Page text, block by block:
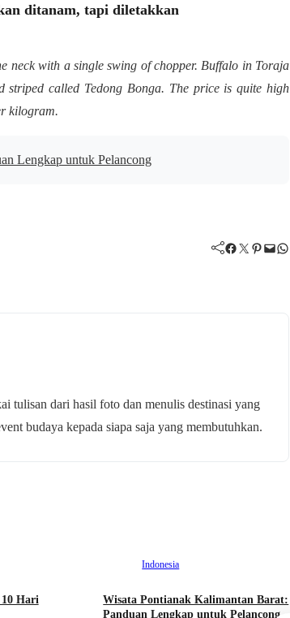
ditanam, tapi diletakkan
neck with a single swing of chopper. Buffalo in Toraja
striped called Tedong Bonga. The price is quite high
kilogram.
Lengkap untuk Pelancong
Facebook Twitter Pinterest Mail WhatsApp
tulisan dari hasil foto dan menulis destinasi yang
budaya kepada siapa saja yang membutuhkan.
Hari
Indonesia
Wisata Pontianak Kalimantan Barat:
Panduan Lengkap untuk Pelancong